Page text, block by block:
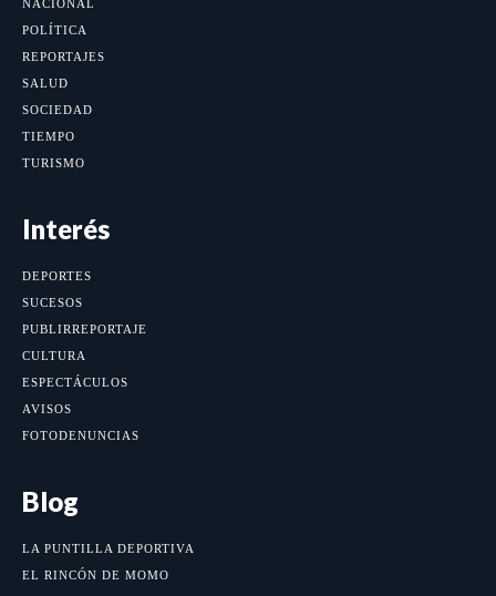
NACIONAL
POLÍTICA
REPORTAJES
SALUD
SOCIEDAD
TIEMPO
TURISMO
Interés
DEPORTES
SUCESOS
PUBLIRREPORTAJE
CULTURA
ESPECTÁCULOS
AVISOS
FOTODENUNCIAS
Blog
LA PUNTILLA DEPORTIVA
EL RINCÓN DE MOMO